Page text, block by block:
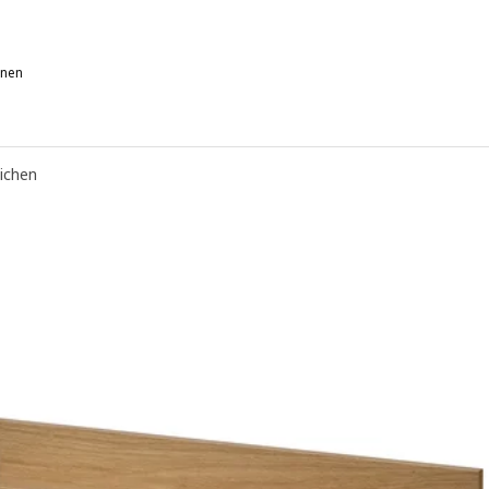
Wandregal, Eicheneff wlas, 30x26 cm
Wandregal, schwarzbraun, 30x26 cm
Wandregal, rot, 30x26 cm